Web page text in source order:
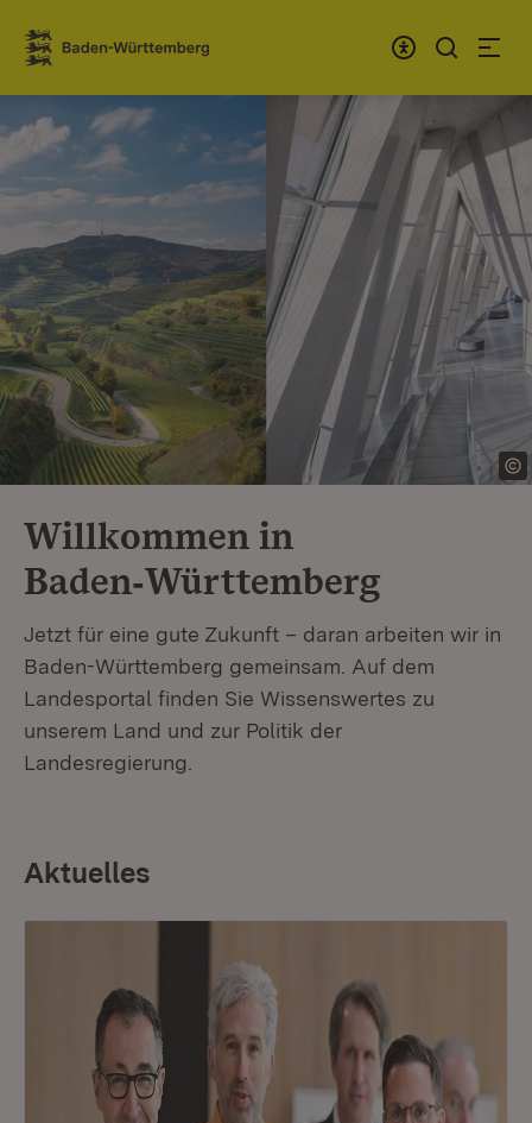
Zum Inhalt springen
Link zur Startseite
Willkommen in
Baden‑Württemberg
Jetzt für eine gute Zukunft – daran arbeiten wir in
Baden-Württemberg gemeinsam. Auf dem
Landesportal finden Sie Wissenswertes zu
unserem Land und zur Politik der
Landesregierung.
Aktuelles